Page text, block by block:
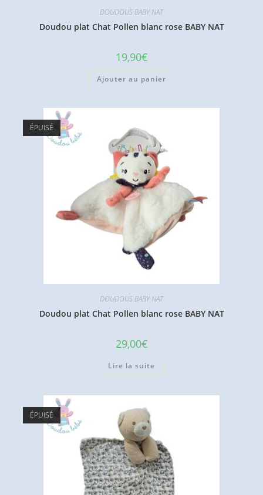
DOUDOUS BABY NAT
Doudou plat Chat Pollen blanc rose BABY NAT
19,90€
Ajouter au panier
ÉPUISÉ
DOUDOUS BABY NAT
Doudou plat Chat Pollen blanc rose BABY NAT
29,00€
Lire la suite
ÉPUISÉ